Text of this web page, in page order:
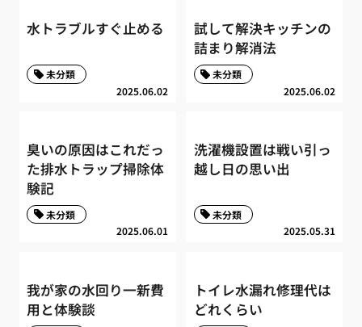
水トラブルすぐ止める
2025.06.02
未分類
試して解決キッチンの
詰まり解消法
2025.06.02
未分類
臭いの原因はこれだっ
た排水トラップ掃除体
験記
2025.06.01
未分類
洗濯機設置は戦い引っ
越し日の思い出
2025.05.31
未分類
我が家の水回り一新費
用と体験談
トイレ水漏れ修理代は
どれくらい